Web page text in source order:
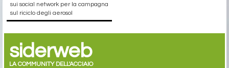
sui social network per la campagna
sul riciclo degli aerosol
siderweb
LA COMMUNITY DELL'ACCIAIO